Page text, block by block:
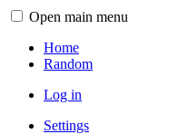
Open main menu
Home
Random
Log in
Settings